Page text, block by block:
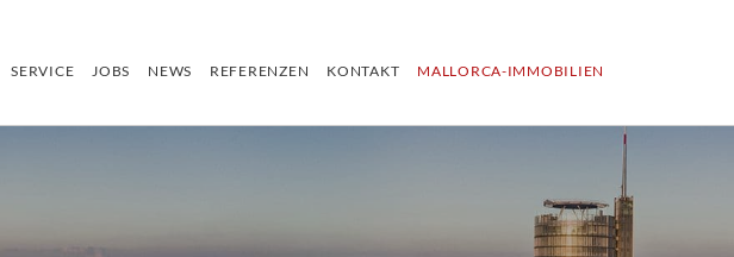
SERVICE JOBS NEWS REFERENZEN KONTAKT MALLORCA-IMMOBILIEN